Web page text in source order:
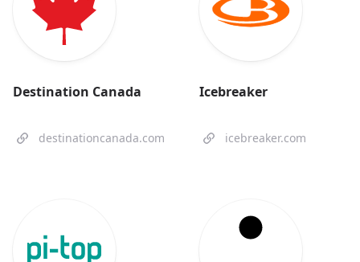
Destination Canada
destinationcanada.com
Icebreaker
icebreaker.com